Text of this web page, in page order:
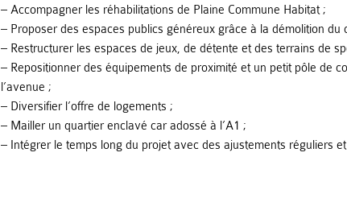
– Accompagner les réhabilitations de Plaine Commune Habitat ;
– Proposer des espaces publics généreux grâce à la démolition du
– Restructurer les espaces de jeux, de détente et des terrains de
– Repositionner des équipements de proximité et un petit pôle de
l’avenue ;
– Diversifier l’offre de logements ;
– Mailler un quartier enclavé car adossé à l’A1 ;
– Intégrer le temps long du projet avec des ajustements réguliers